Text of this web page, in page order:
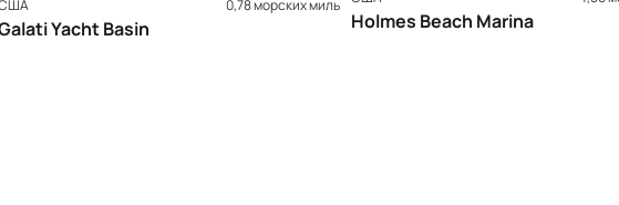
0,78 морских миль
Yacht Basin Holmes Beach Marina